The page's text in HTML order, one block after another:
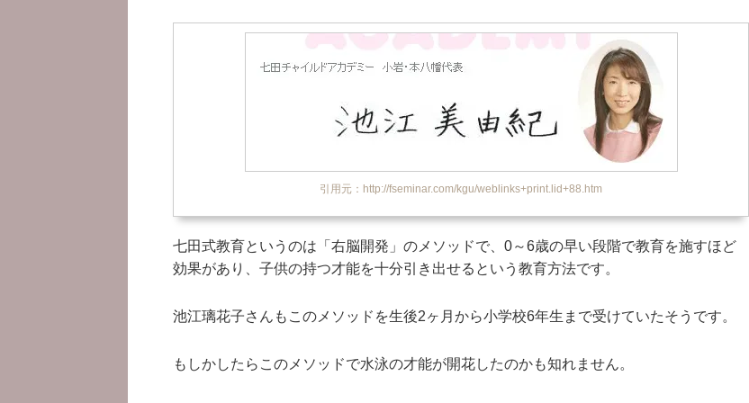
引用元：http://fseminar.com/kgu/weblinks+print.lid+88.htm
七田式教育というのは「右脳開発」のメソッドで、0～6歳の早い段階で教育を施すほど
効果があり、子供の持つ才能を十分引き出せるという教育方法です。
池江璃花子さんもこのメソッドを生後2ヶ月から小学校6年生まで受けていたそうです。
もしかしたらこのメソッドで水泳の才能が開花したのかも知れません。